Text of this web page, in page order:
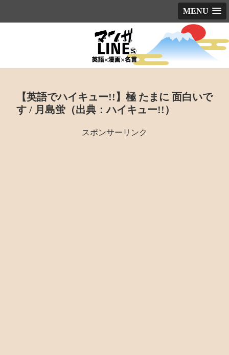
MENU
【英語でハイキュー!!】極 たまに 面白いで
す / 月島蛍（出典：ハイキュー!!）
スポンサーリンク